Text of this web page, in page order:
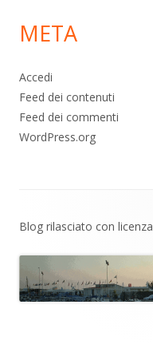
META
Accedi
Feed dei contenuti
Feed dei commenti
WordPress.org
piè
di
pagina
Blog rilasciato con licenza